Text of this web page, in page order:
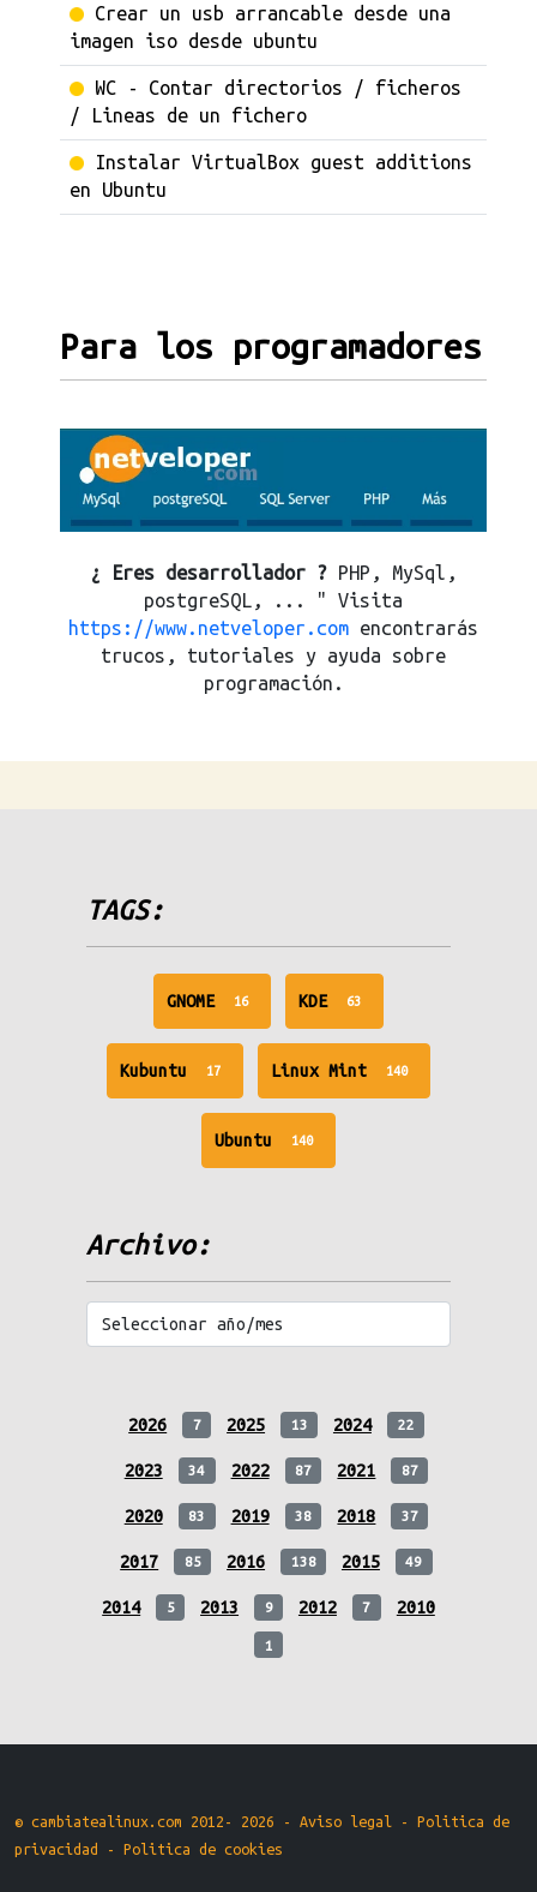
Crear un usb arrancable desde una
imagen iso desde ubuntu
WC - Contar directorios / ficheros
/ Lineas de un fichero
Instalar VirtualBox guest additions
en Ubuntu
Para los programadores
¿ Eres desarrollador ? PHP, MySql,
postgreSQL, ... " Visita
https://www.netveloper.com encontrarás
trucos, tutoriales y ayuda sobre
programación.
TAGS:
GNOME 16
unread
messages
KDE 63
messages
Kubuntu 17
unread
messages
Linux Mint 140
messages
Ubuntu 140
messages
Archivo:
2026 7 2025 13 2024 22
2023 34 2022 87 2021 87
2020 83 2019 38 2018 37
2017 85 2016 138 2015 49
2014 5 2013 9 2012 7 2010
1
© cambiatealinux.com 2012- 2026 - Aviso legal - Politica de
privacidad
- Politica de cookies